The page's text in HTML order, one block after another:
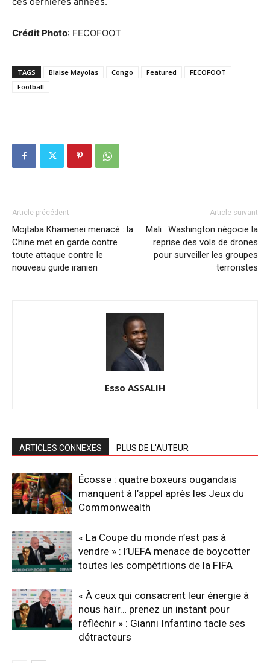
Crédit Photo: FECOFOOT
TAGS Blaise Mayolas Congo Featured
FECOFOOT
Football
Article précédent
Mojtaba Khamenei menacé : la
Chine met en garde contre
toute attaque contre le
nouveau guide iranien
Article suivant
Mali : Washington négocie la
reprise des vols de drones
pour surveiller les groupes
terroristes
Esso ASSALIH
ARTICLES CONNEXES PLUS DE L'AUTEUR
Écosse : quatre boxeurs ougandais
manquent à l’appel après les Jeux du
Commonwealth
« La Coupe du monde n’est pas à
vendre » : l’UEFA menace de boycotter
toutes les compétitions de la FIFA
« À ceux qui consacrent leur énergie à
nous haïr… prenez un instant pour
réfléchir » : Gianni Infantino tacle ses
détracteurs